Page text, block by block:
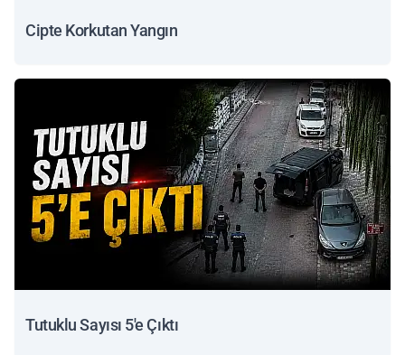
Cipte Korkutan Yangın
Tutuklu Sayısı 5'e Çıktı